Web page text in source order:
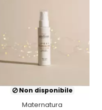
Non disponibile
Maternatura